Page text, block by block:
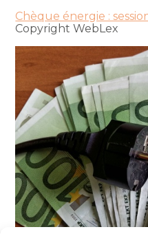
Chèque énergie :
Copyright WebLex